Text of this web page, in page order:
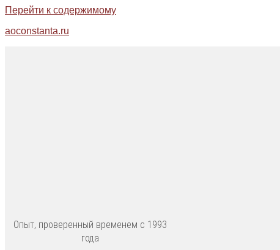
Перейти к содержимому
aoconstanta.ru
Опыт, проверенный временем с 1993
года